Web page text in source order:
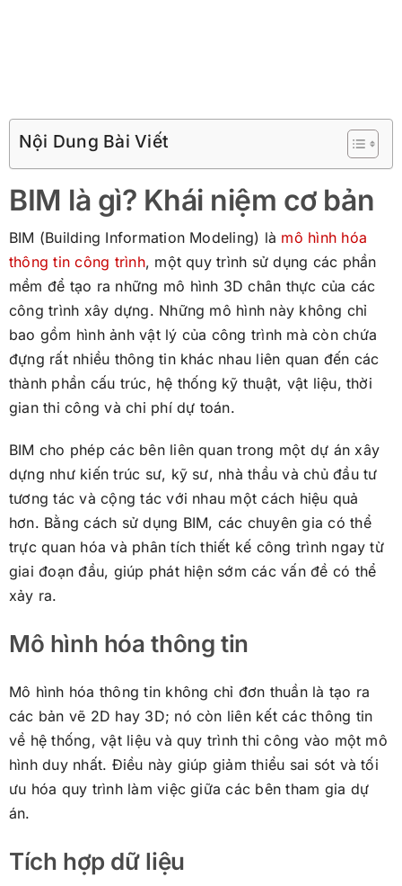
Nội Dung Bài Viết
BIM là gì? Khái niệm cơ bản
BIM (Building Information Modeling) là mô hình hóa
thông tin công trình, một quy trình sử dụng các phần
mềm để tạo ra những mô hình 3D chân thực của các
công trình xây dựng. Những mô hình này không chỉ
bao gồm hình ảnh vật lý của công trình mà còn chứa
đựng rất nhiều thông tin khác nhau liên quan đến các
thành phần cấu trúc, hệ thống kỹ thuật, vật liệu, thời
gian thi công và chi phí dự toán.
BIM cho phép các bên liên quan trong một dự án xây
dựng như kiến trúc sư, kỹ sư, nhà thầu và chủ đầu tư
tương tác và cộng tác với nhau một cách hiệu quả
hơn. Bằng cách sử dụng BIM, các chuyên gia có thể
trực quan hóa và phân tích thiết kế công trình ngay từ
giai đoạn đầu, giúp phát hiện sớm các vấn đề có thể
xảy ra.
Mô hình hóa thông tin
Mô hình hóa thông tin không chỉ đơn thuần là tạo ra
các bản vẽ 2D hay 3D; nó còn liên kết các thông tin
về hệ thống, vật liệu và quy trình thi công vào một mô
hình duy nhất. Điều này giúp giảm thiểu sai sót và tối
ưu hóa quy trình làm việc giữa các bên tham gia dự
án.
Tích hợp dữ liệu